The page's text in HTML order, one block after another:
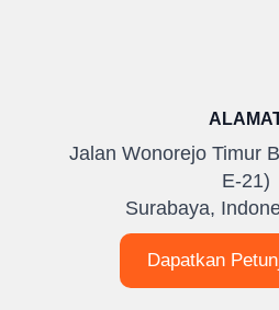
Jalan Wonorejo Timur
E-21)
Surabaya,
Dapatkan